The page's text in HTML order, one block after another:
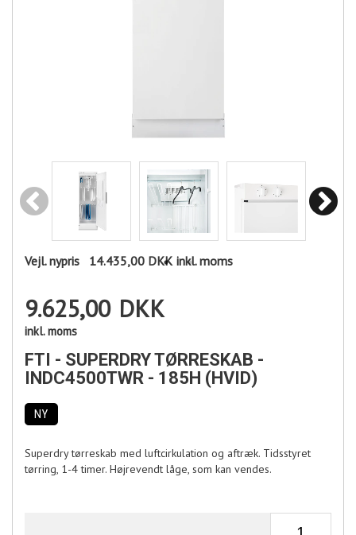
Vejl. nypris 14.435,00 DKK inkl. moms
9.625,00 DKK
inkl. moms
FTI - SUPERDRY TØRRESKAB -
INDC4500TWR - 185H (HVID)
NY
Superdry tørreskab med luftcirkulation og aftræk. Tidsstyret
tørring, 1-4 timer. Højrevendt låge, som kan vendes.